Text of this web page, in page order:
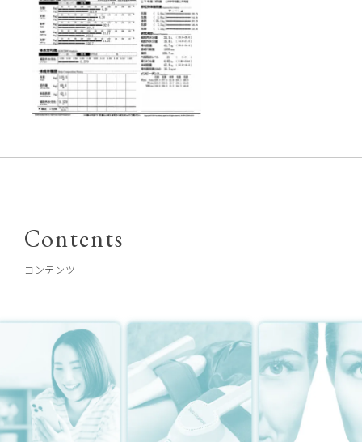
Contents
コンテンツ